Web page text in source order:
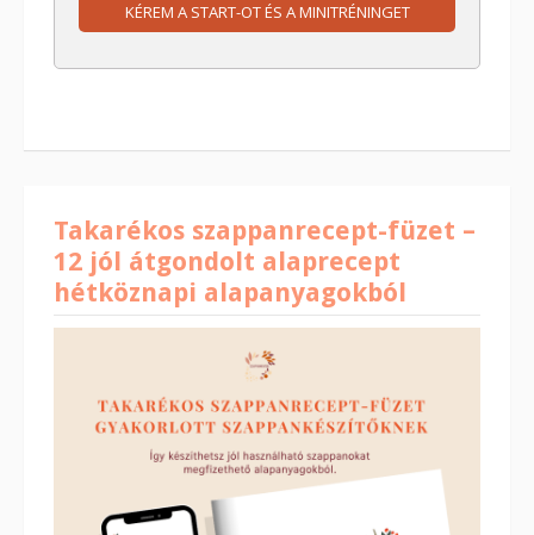
KÉREM A START-OT ÉS A MINITRÉNINGET
Takarékos szappanrecept-füzet –
12 jól átgondolt alaprecept
hétköznapi alapanyagokból